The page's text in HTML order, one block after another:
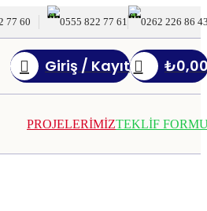
77 60 0555 822 77 61 0262 226 86
Giriş / Kayıt ₺
PROJELERİMİZTEKLİF